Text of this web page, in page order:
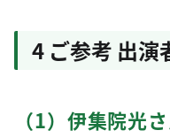
4 ご参考 出演
（1）伊集院光